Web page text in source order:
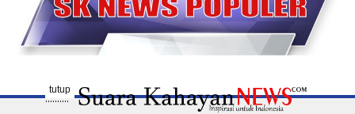
tutup
..........